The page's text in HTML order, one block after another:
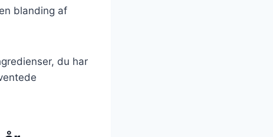
blanding af
du har